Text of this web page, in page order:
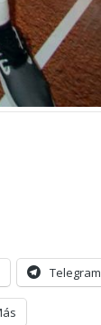
Telegram